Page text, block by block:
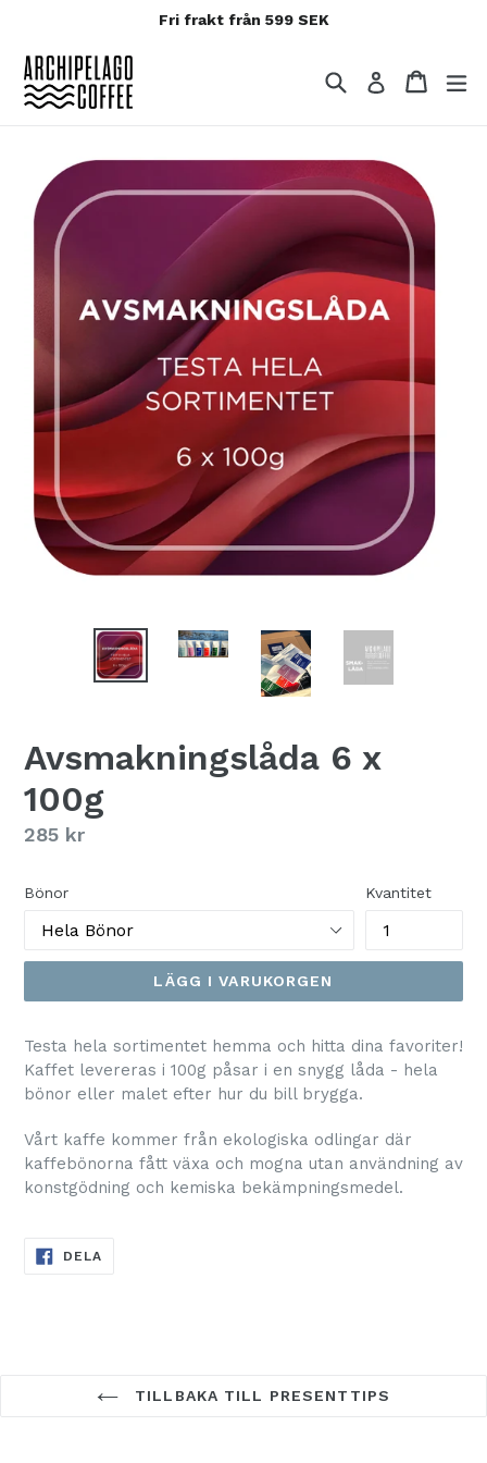
Fri frakt från 599 SEK
Hoppa
innehållet
Sök Logga in
Avsmakningslåda 6 x
100g
Ordinarie
285 kr
Bönor Kvantitet
LÄGG I VARUKORGEN
Testa hela sortimentet hemma och hitta dina favoriter!
Kaffet levereras i 100g påsar i en snygg låda - hela
bönor eller malet efter hur du bill brygga.
Vårt kaffe kommer från ekologiska odlingar där
kaffebönorna fått växa och mogna utan användning av
konstgödning och kemiska bekämpningsmedel.
DELA
PÅ
TILLBAKA TILL PRESENTTIPS